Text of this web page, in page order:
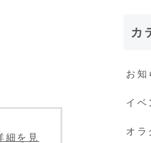
を見
カ
お知
イベ
オラ